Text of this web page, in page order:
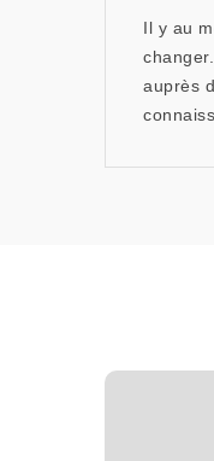
Il y au
auprès